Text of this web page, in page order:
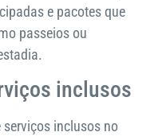
e pacotes que
passeios ou
inclusos
serviços inclusos no